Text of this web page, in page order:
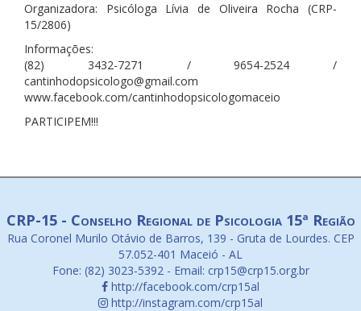
Organizadora: Psicóloga Lívia de Oliveira Rocha (CRP-
15/2806)
Informações:
(82) 3432-7271 / 9654-2524 /
cantinhodopsicologo@gmail.com
www.facebook.com/cantinhodopsicologomaceio
PARTICIPEM!!!
CRP-15 - Conselho Regional de Psicologia 15ª Região
Rua Coronel Murilo Otávio de Barros, 139 - Gruta de Lourdes. CEP
57.052-401 Maceió - AL
Fone: (82) 3023-5392 - Email: crp15@crp15.org.br
http://facebook.com/crp15al
http://instagram.com/crp15al